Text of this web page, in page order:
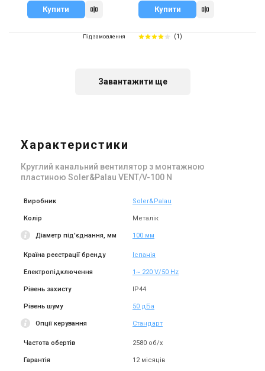
Купити Купити
Під замовлення (1)
Ціна
Купити
Завантажити ще
Характеристики
Круглий канальний вентилятор з монтажною
пластиною Soler&Palau VENT/V-100 N
Виробник Soler&Palau
Колір Металік
Діаметр під'єднання, мм 100 мм
Країна реєстрації бренду Іспанія
Електропідключення 1~ 220 V/50 Hz
Рівень захисту IP44
Рівень шуму 50 дБа
Опції керування Стандарт
Частота обертів 2580 об/х
Гарантія 12 місяців